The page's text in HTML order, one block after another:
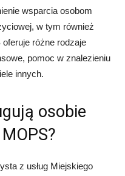
wsparcia osobom
w tym również
różne rodzaje
pomoc w znalezieniu
innych.
osobie
z usług Miejskiego